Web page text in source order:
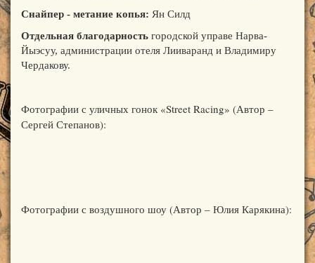
Снайпер - метание копья: Ян Силд
Отдельная благодарность городской управе Нарва-
Йыэсуу, администрации отеля Лииваранд и Владимиру
Чердакову.
Фотографии с уличных гонок «Street Racing» (Автор –
Сергей Степанов):
Фотографии с воздушного шоу (Автор – Юлия Карякина):